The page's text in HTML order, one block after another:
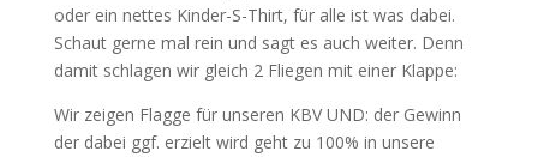
oder ein nettes Kinder-S-Thirt, für alle ist was dabei.
Schaut gerne mal rein und sagt es auch weiter. Denn
damit schlagen wir gleich 2 Fliegen mit einer Klappe:
Wir zeigen Flagge für unseren KBV UND: der Gewinn
der dabei ggf. erzielt wird geht zu 100% in unsere